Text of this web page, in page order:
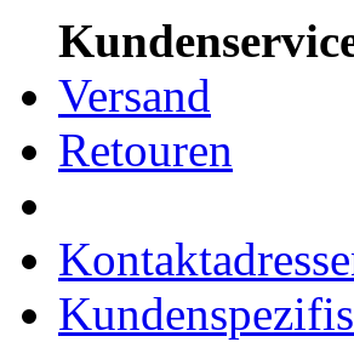
Versand
Retouren